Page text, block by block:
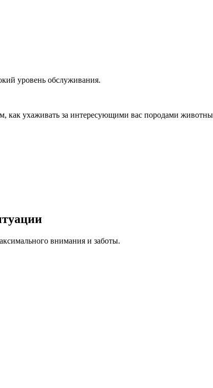
уровень обслуживания.
как ухаживать за интересующими вас породами
внимания и заботы.